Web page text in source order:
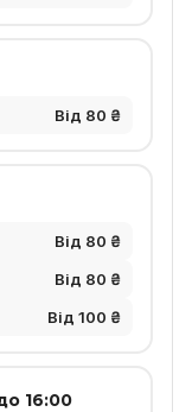
Від 80 ₴
Від 80 ₴
Від 80 ₴
Від 100 ₴
16:00